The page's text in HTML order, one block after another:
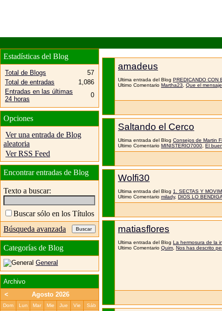
amadeus
Ultima entrada del Blog PREDICANDO CON
Ultimo Comentario Martha23, Que el
Saltando el Cerco
Ultima entrada del Blog Consejos de Martin
Ultimo Comentario MINISTERIO7000, El
Wolfi30
Ultima entrada del Blog 1. SECTAS Y
Ultimo Comentario milady, DIOS LO
matiasflores
Ultima entrada del Blog La hermosura de la
Ultimo Comentario Quim, Nos has descrito
Estadísticas del Blog
Total de Blogs
57
Total de entradas
1,086
Entradas en las últimas
24 horas
0
Opciones
Ver una entrada de Blog
aleatoria
Ver RSS Feed
Encontrar entradas de Blog
Texto a buscar:
Buscar sólo en los Títulos
Búsqueda avanzada
Categorías de Blog
General
Archivo
<
Agosto 2026
Dom Lun Mar Mie Jue Vie
Sáb